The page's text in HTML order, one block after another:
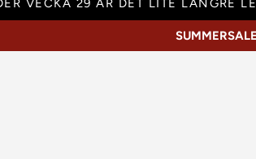
VECKA 29 ÄR DET LITE LÄNGRE
SUMMERSALE